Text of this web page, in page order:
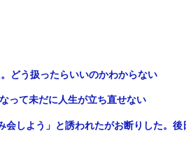
どう扱ったらいいのかわからない
って未だに人生が立ち直せない
会しよう」と誘われたがお断りした。後